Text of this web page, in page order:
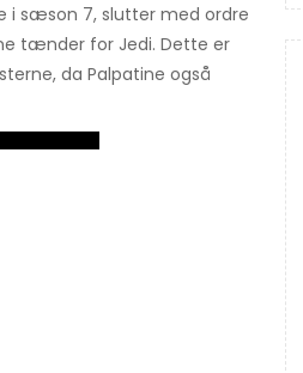
i sæson 7, slutter med ordre
tænder for Jedi. Dette er
da Palpatine også